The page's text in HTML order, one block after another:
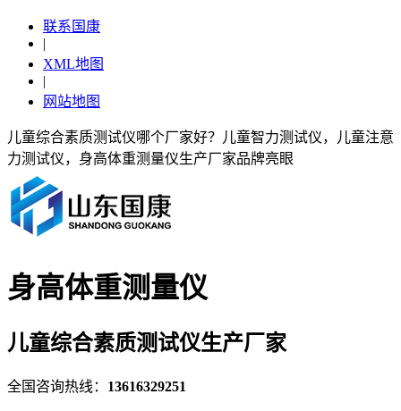
联系国康
|
XML地图
|
网站地图
儿童综合素质测试仪哪个厂家好？儿童智力测试仪，儿童注意
力测试仪，身高体重测量仪生产厂家品牌亮眼
身高体重测量仪
儿童综合素质测试仪生产厂家
全国咨询热线： 13616329251